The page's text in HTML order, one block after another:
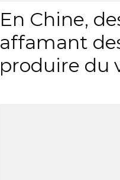
En Chine,
affamant
produire du